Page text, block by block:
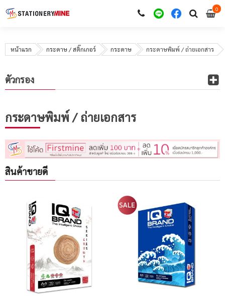
00
หน้าแรก กระดาษ / สติ๊กเกอร์ กระดาษ กระดาษพิมพ์ / ถ่ายเอกสาร
กระดาษพิมพ์ / ถ่ายเอกสาร
สินค้าขายดี
ตัวกรอง